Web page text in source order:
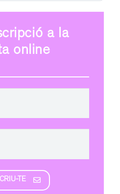
a la
online
TE